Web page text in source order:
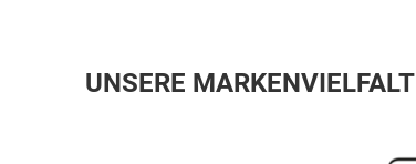
UNSERE MARKENVIELFALT